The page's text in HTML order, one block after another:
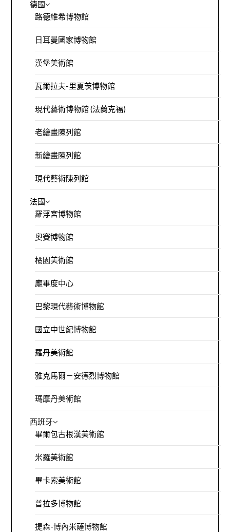
德國
路德維希博物館
日耳曼國家博物館
漢堡美術館
瓦爾拉夫-里夏茨博物館
現代藝術博物館 (法蘭克福)
老繪畫陳列館
新繪畫陳列館
現代藝術陳列館
法國
羅浮宮博物館
奧賽博物館
橘園美術館
龐畢度中心
巴黎現代藝術博物館
國立中世紀博物館
羅丹美術館
雅克馬爾－安德烈博物館
瑪摩丹美術館
西班牙
畢爾包古根漢美術館
米羅美術館
畢卡索美術館
普拉多博物館
提森-博內米薩博物館